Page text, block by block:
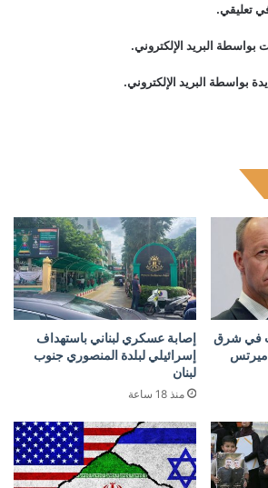
تعليقي.
بواسطة البريد الإلكتروني.
بواسطة البريد الإلكتروني.
في شرق
ميرتس
إصابة عسكري لبناني باستهداف
إسرائيلي لبلدة المنصوري جنوب
لبنان
منذ 18 ساعة